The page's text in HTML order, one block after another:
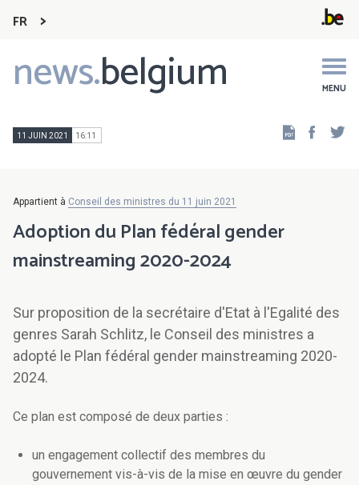
FR
news.belgium MENU
Main
navigation
11 JUIN 2021 16:11
Appartient à Conseil des ministres du 11 juin 2021
Adoption du Plan fédéral gender
mainstreaming 2020-2024
Sur proposition de la secrétaire d'Etat à l'Egalité des
genres Sarah Schlitz, le Conseil des ministres a
adopté le Plan fédéral gender mainstreaming 2020-
2024.
Ce plan est composé de deux parties :
un engagement collectif des membres du
gouvernement vis-à-vis de la mise en œuvre du gender